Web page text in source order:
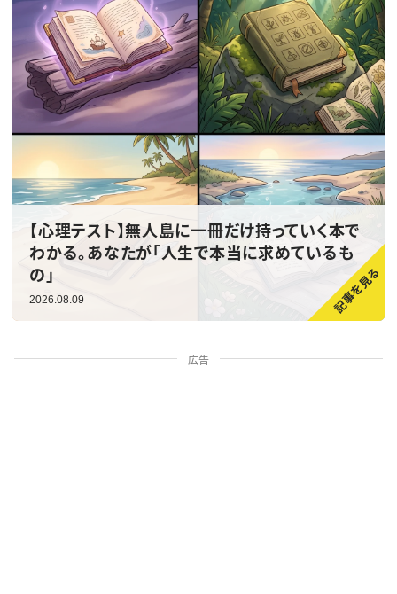
【心理テスト】無人島に一冊だけ持っていく本で
わかる。あなたが「人生で本当に求めているも
の」
2026.08.09
広告